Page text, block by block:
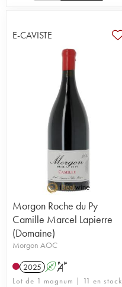
E-CAVISTE
Morgon Roche du Py
Camille Marcel Lapierre
(Domaine)
Morgon AOC
2025 A S
Lot de 1 magnum | 11 en stock